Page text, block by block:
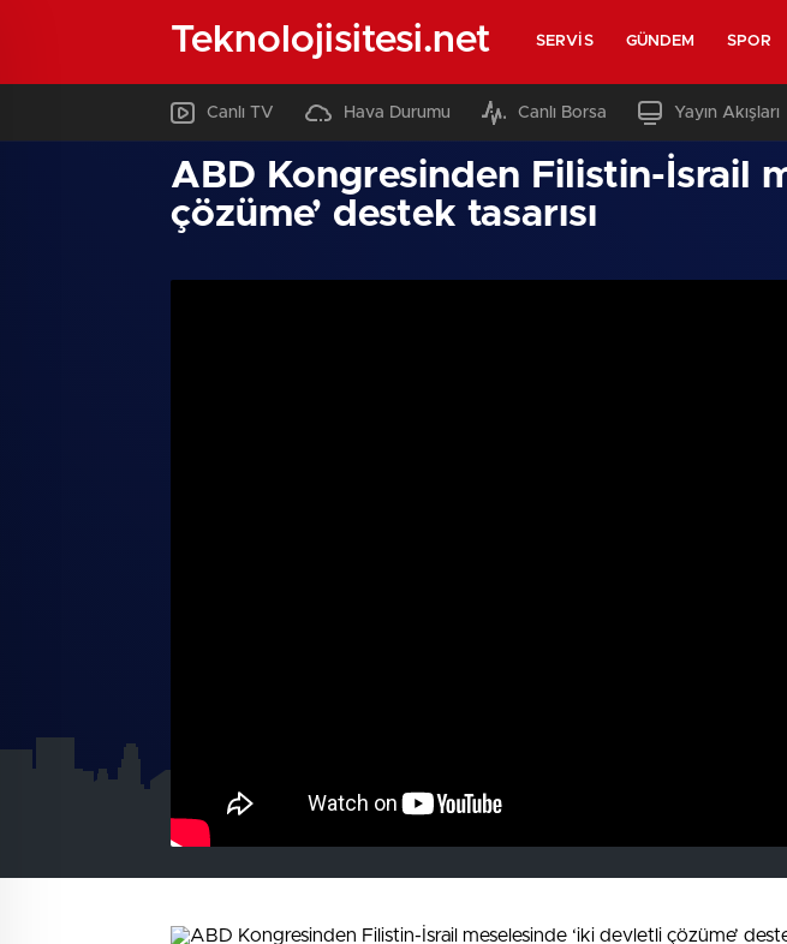
Teknolojisitesi.net SERVIS GÜNDEM SPOR
Canlı TV Hava Durumu Canlı Borsa Yayın Akışları
ABD Kongresinden Filistin-İsrail
çözüme’ destek tasarısı